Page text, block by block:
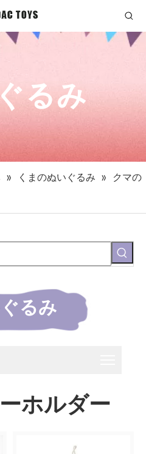
るみ
» くまのぬいぐるみ »
クマの
るみ
ホルダー